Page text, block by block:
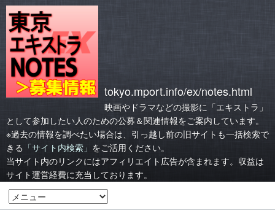
tokyo.mport.info/ex/notes.html
映画やドラマなどの撮影に「エキストラ」
として参加したい人のための公募＆関連情報をご案内しています。
※過去の情報を調べたい場合は、引っ越し前の旧サイトも一括検索で
きる 「サイト内検索」 をご活用ください。
当サイト内のリンクにはアフィリエイト広告が含まれます。収益は
サイト運営経費に充当しております。